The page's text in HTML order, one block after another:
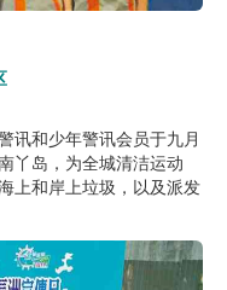
讯和少年警讯会员于九月
丫岛，为全城清洁运动
上和岸上垃圾，以及派发